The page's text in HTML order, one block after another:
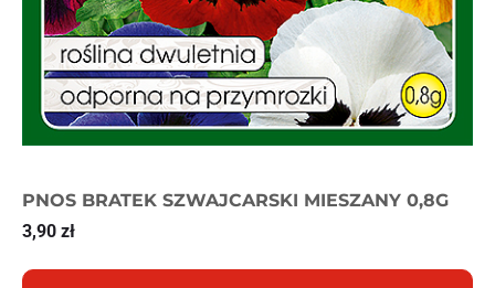
PNOS BRATEK SZWAJCARSKI MIESZANY 0,8G
3,90 zł